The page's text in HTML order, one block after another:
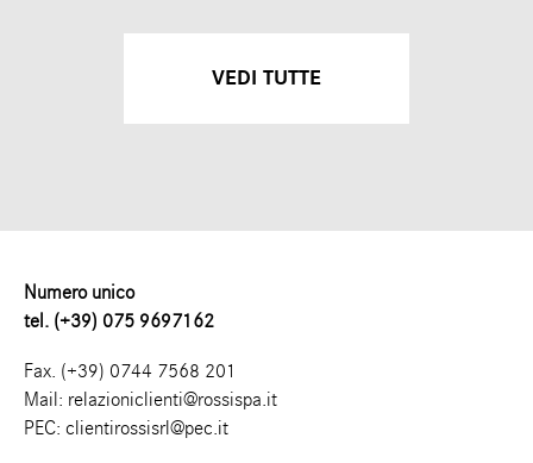
VEDI TUTTE
Numero unico
tel. (+39) 075 9697162
Fax. (+39) 0744 7568 201
Mail: relazioniclienti@rossispa.it
PEC: clientirossisrl@pec.it